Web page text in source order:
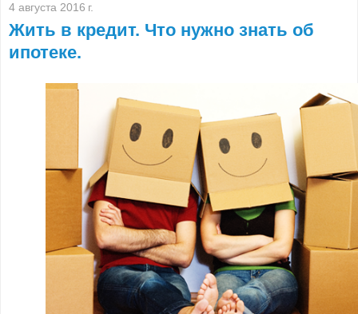
4 августа 2016 г.
Жить в кредит. Что нужно знать об
ипотеке.